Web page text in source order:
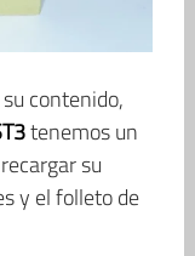
contenido,
tenemos un
su
y el folleto de